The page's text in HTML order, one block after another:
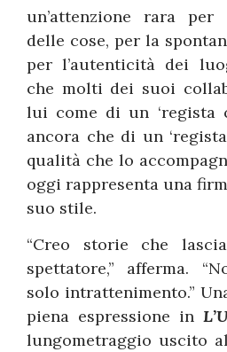
un’attenzione rara
delle cose, per la
per l’autenticità dei
che molti dei suoi
lui come di un ‘regista
ancora che di un
qualità che lo
oggi rappresenta una
suo stile.
“Creo storie che
spettatore,” afferma.
solo intrattenimento.”
piena espressione in
lungometraggio uscito